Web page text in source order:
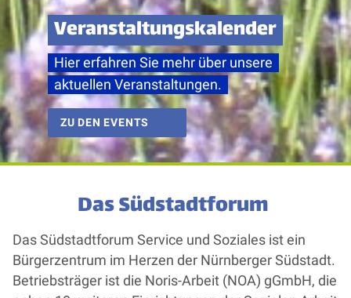
Veranstaltungskalender
Hier erfahren Sie mehr über unsere
aktuellen Veranstaltungen.
ZU DEN EVENTS
Das Südstadtforum
Das Südstadtforum Service und Soziales ist ein
Bürgerzentrum im Herzen der Nürnberger Südstadt.
Betriebsträger ist die Noris-Arbeit (NOA) gGmbH, die